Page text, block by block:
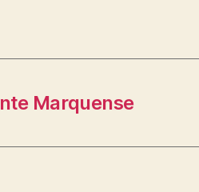
Marquense